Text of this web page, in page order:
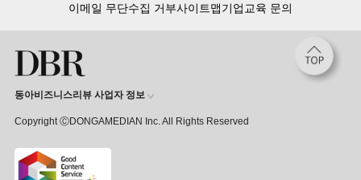
15,000여 건의 DBR 콘텐츠를
이메일 무단수집 거부사이트맵기업교육 문의
동아비즈니스리뷰 사업자 정보
Copyright ⒸDONGAMEDIAN Inc. All Rights Reserved